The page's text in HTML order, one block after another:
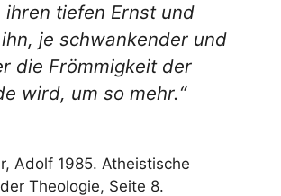
ihren tiefen Ernst und
je schwankender und
die Frömmigkeit der
wird, um so mehr.“
Adolf 1985. Atheistische
Theologie, Seite 8.